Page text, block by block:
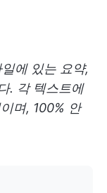
에 있는 요약,
. 각 텍스트에
며, 100% 안